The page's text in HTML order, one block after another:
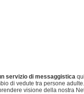
servizio di messaggistica
di vedute tra persone adulte.
visione della nostra